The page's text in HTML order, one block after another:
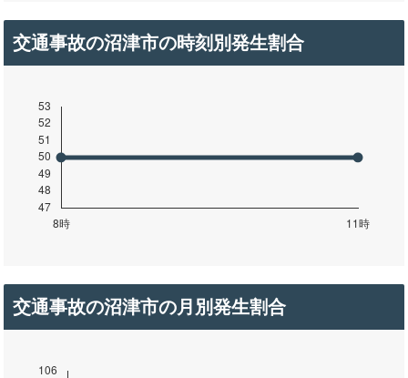
交通事故の沼津市の時刻別発生割合
交通事故の沼津市の月別発生割合